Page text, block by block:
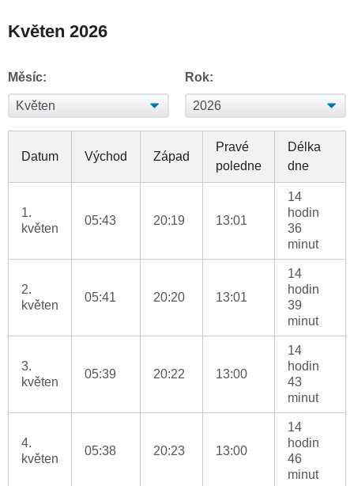
Květen 2026
Měsíc: Rok:
Datum Východ Západ
Pravé
poledne
Délka
dne
1.
květen
05:43 20:19 13:01
14
hodin
36
minut
2.
květen
05:41 20:20 13:01
14
hodin
39
minut
3.
květen
05:39 20:22 13:00
14
hodin
43
minut
4.
květen
05:38 20:23 13:00
14
hodin
46
minut